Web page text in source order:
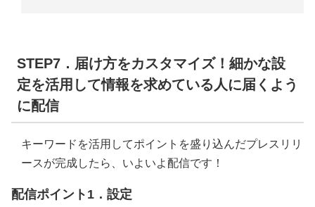
STEP7．届け方をカスタマイズ！細かな設
定を活用して情報を求めている人に届くよう
に配信
キーワードを活用してポイントを盛り込んだプレスリリ
ースが完成したら、いよいよ配信です！
配信ポイント1．設定